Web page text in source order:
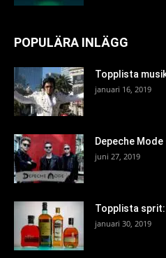
POPULÄRA INLÄGG
Topplista
januari 16, 2019
Depeche Mode
juni 27, 2019
Topplista sprit:
januari 30, 2019